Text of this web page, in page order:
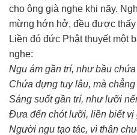
cho ông già nghe khi nãy.
mừng hớn hở, đều được
Liền đó đức Phật thuyết một
nghe:
Ngu ám gần trí, như bầu chứa
Chứa đựng tuy lâu, mà chẳng
Sáng suốt gần trí, như lưỡi
Đưa đến chót lưỡi, liền biết vị
Người ngu tạo tác, vì thân